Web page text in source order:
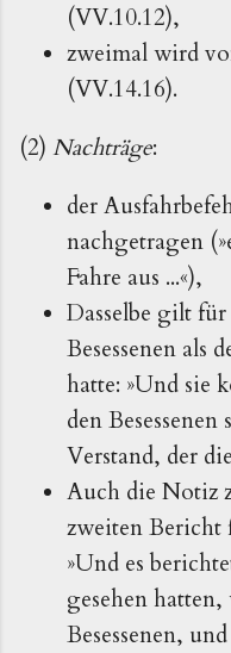
(VV.10.12),
zweimal wird
(VV.14.16).
(2) Nachträge:
der
nachgetragen
Fahre aus ...«),
Dasselbe gilt
Besessenen als
hatte: »Und sie
den
Verstand, der
Auch die Notiz
zweiten Bericht
»Und es
gesehen
Besessenen,